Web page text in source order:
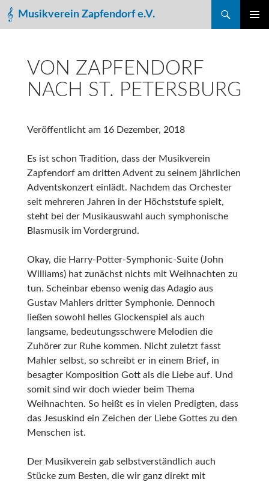
Musikverein Zapfendorf e.V.
Suchen
ZUM
VON ZAPFENDORF
NACH ST. PETERSBURG
Veröffentlicht am 16 Dezember, 2018
Es ist schon Tradition, dass der Musikverein
Zapfendorf am dritten Advent zu seinem jährlichen
Adventskonzert einlädt. Nachdem das Orchester
seit mehreren Jahren in der Höchststufe spielt,
steht bei der Musikauswahl auch symphonische
Blasmusik im Vordergrund.
Okay, die Harry-Potter-Symphonic-Suite (John
Williams) hat zunächst nichts mit Weihnachten zu
tun. Scheinbar ebenso wenig das Adagio aus
Gustav Mahlers dritter Symphonie. Dennoch
ließen sowohl helles Glockenspiel als auch
langsame, bedeutungsschwere Melodien die
Zuhörer zur Ruhe kommen. Nicht zuletzt fasst
Mahler selbst, so schreibt er in einem Brief, in
besagter Komposition Gott als die Liebe auf. Und
somit sind wir doch wieder beim Thema
Weihnachten. So heißt es in vielen Predigten, dass
das Jesuskind ein Zeichen der Liebe Gottes zu den
Menschen ist.
Der Musikverein gab selbstverständlich auch
Stücke zum Besten, die wir ganz direkt mit